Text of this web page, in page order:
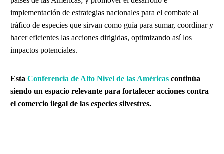
implementación de estrategias nacionales para el combate al
tráfico de especies que sirvan como guía para sumar, coordinar y
hacer eficientes las acciones dirigidas, optimizando así los
impactos potenciales.
Esta Conferencia de Alto Nivel de las Américas continúa
siendo un espacio relevante para fortalecer acciones contra
el comercio ilegal de las especies silvestres.